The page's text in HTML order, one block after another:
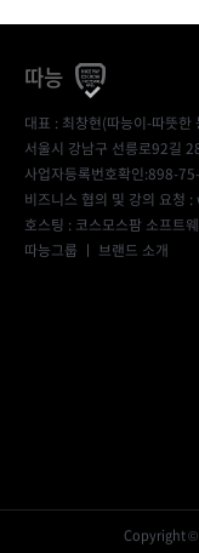
따능
대표 : 최창현(따능이-따뜻한
서울시 강남구 선릉로92길
사업자등록번호확인:898-
비즈니스 협의 및 강의 요
호스팅 : 코스모스팜 소프트웨
따능그룹 ㅣ 브랜드 소개
Copyright ©